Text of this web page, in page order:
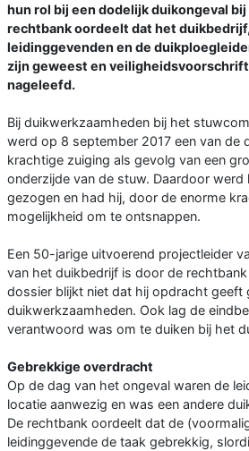
hun rol bij een dodelijk duikongeval bij
rechtbank oordeelt dat het
leidinggevenden en de
zijn geweest en
nageleefd.
Bij duikwerkzaamheden bij het
werd op 8 september 2017 een van de
krachtige zuiging als gevolg van een
onderzijde van de stuw. Daardoor
gezogen en had hij, door de enorme
mogelijkheid om te ontsnappen.
Een 50-jarige uitvoerend projectleider
van het duikbedrijf is door de
dossier blijkt niet dat hij opdracht geeft
duikwerkzaamheden. Ook lag de
verantwoord was om te duiken bij het
Gebrekkige overdracht
Op de dag van het ongeval waren de
locatie aanwezig en was een andere
De rechtbank oordeelt dat de
leidinggevende de taak gebrekkig,